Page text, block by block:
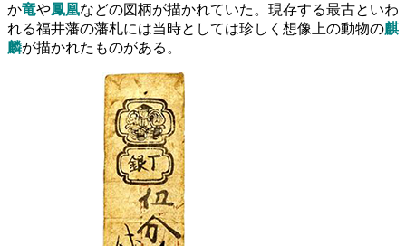
か竜や鳳凰などの図柄が描かれていた。現存する最古といわ
れる福井藩の藩札には当時としては珍しく想像上の動物の麒
麟が描かれたものがある。